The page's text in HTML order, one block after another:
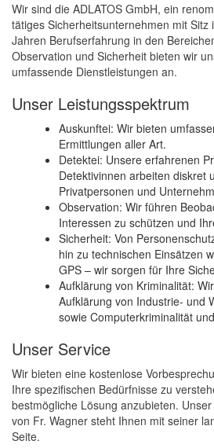
Wir sind die ADLATOS GmbH, ein
tätiges Sicherheitsunternehmen mit Sitz
Jahren Berufserfahrung in den
Observation und Sicherheit bieten wir
umfassende Dienstleistungen an.
Unser Leistungsspektrum
Auskunftei: Wir bieten
Ermittlungen aller Art.
Detektei: Unsere erfahrenen
Detektivinnen arbeiten diskret
Privatpersonen und
Observation: Wir führen
Interessen zu schützen und
Sicherheit: Von
hin zu technischen Einsätzen
GPS – wir sorgen für Ihre
Aufklärung von Kriminalität:
Aufklärung von Industrie- und
sowie Computerkriminalität
Unser Service
Wir bieten eine kostenlose
Ihre spezifischen Bedürfnisse zu
bestmögliche Lösung anzubieten.
von Fr. Wagner steht Ihnen mit seiner
Seite.